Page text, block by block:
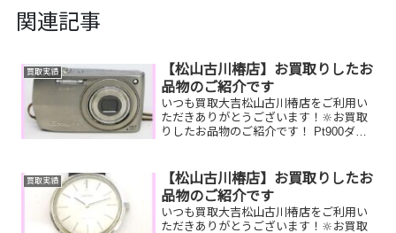
関連記事
買取実績
【松山古川椿店】お買取りしたお
品物のご紹介です
いつも買取大吉松山古川椿店をご利用い
ただきありがとうございます！🔆お買取
りしたお品物のご紹介です！ Pt900ダイ
はございませんか？そのお品物ぜひ！買
取大吉松山古川...
買取実績
【松山古川椿店】お買取りしたお
品物のご紹介です
いつも買取大吉松山古川椿店をご利用い
ただきありがとうございます！🔆お買取